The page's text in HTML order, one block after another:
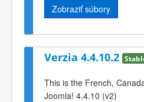
Zobraziť súbory
Verzia 4.4.10.2
This is the French,
Joomla! 4.4.10 (v2)